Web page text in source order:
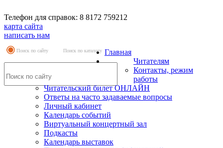
Телефон для справок: 8 8172 759212
карта сайта
написать нам
Поиск по сайту Поиск по каталогу Главная
Читателям
Контакты, режим
работы
Читательский билет ОНЛАЙН
Ответы на часто задаваемые вопросы
Личный кабинет
Календарь событий
Виртуальный концертный зал
Подкасты
Календарь выставок